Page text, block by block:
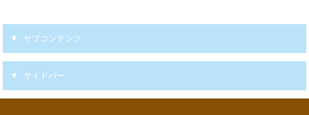
サブコンテンツ
サイドバー